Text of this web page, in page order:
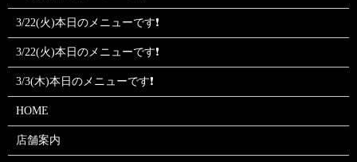
3/22(火)本日のメニューです❗
3/22(火)本日のメニューです❗
3/3(木)本日のメニューです❗
HOME
店舗案内